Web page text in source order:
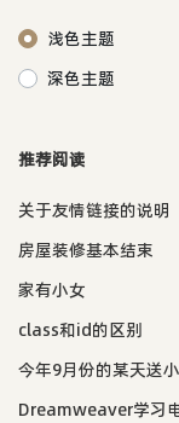
浅色主题
深色主题
推荐阅读
关于友情链接的说明
房屋装修基本结束
家有小女
class和id的区别
今年9月份的某天送
Dreamweaver学习